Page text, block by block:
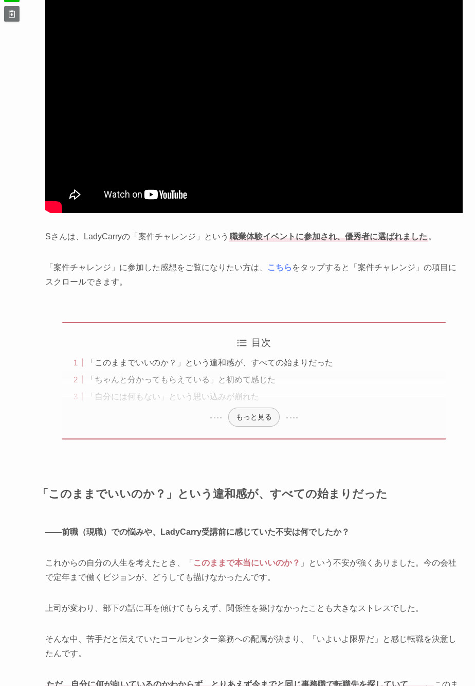
Sさんは、LadyCarryの「案件チャレンジ」という 職業体験イベントに参加され、優秀者に選ばれました 。
「案件チャレンジ」に参加した感想をご覧になりたい方は、 こちら をタップすると「案件チャレンジ」の項目に
スクロールできます。
目次
「このままでいいのか？」という違和感が、すべての始まりだった
「ちゃんと分かってもらえている」と初めて感じた
「自分には何もない」という思い込みが崩れた
もっと見る
「このままでいいのか？」という違和感が、すべての始まりだった
——前職（現職）での悩みや、LadyCarry受講前に感じていた不安は何でしたか？
これからの自分の人生を考えたとき、「 このままで本当にいいのか？ 」という不安が強くありました。今の会社
で定年まで働くビジョンが、どうしても描けなかったんです。
上司が変わり、部下の話に耳を傾けてもらえず、関係性を築けなかったことも大きなストレスでした。
そんな中、苦手だと伝えていたコールセンター業務への配属が決まり、「いよいよ限界だ」と感じ転職を決意し
たんです。
ただ、自分に何が向いているのかわからず、とりあえず今までと同じ事務職で転職先を探していて……。 このま